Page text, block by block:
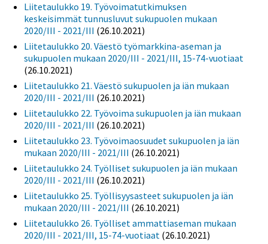
Liitetaulukko 19. Työvoimatutkimuksen
keskeisimmät tunnusluvut sukupuolen mukaan
2020/III - 2021/III (26.10.2021)
Liitetaulukko 20. Väestö työmarkkina-aseman ja
sukupuolen mukaan 2020/III - 2021/III, 15-74-vuotiaat
(26.10.2021)
Liitetaulukko 21. Väestö sukupuolen ja iän mukaan
2020/III - 2021/III (26.10.2021)
Liitetaulukko 22. Työvoima sukupuolen ja iän mukaan
2020/III - 2021/III (26.10.2021)
Liitetaulukko 23. Työvoimaosuudet sukupuolen ja iän
mukaan 2020/III - 2021/III (26.10.2021)
Liitetaulukko 24. Työlliset sukupuolen ja iän mukaan
2020/III - 2021/III (26.10.2021)
Liitetaulukko 25. Työllisyysasteet sukupuolen ja iän
mukaan 2020/III - 2021/III (26.10.2021)
Liitetaulukko 26. Työlliset ammattiaseman mukaan
2020/III - 2021/III, 15-74-vuotiaat (26.10.2021)